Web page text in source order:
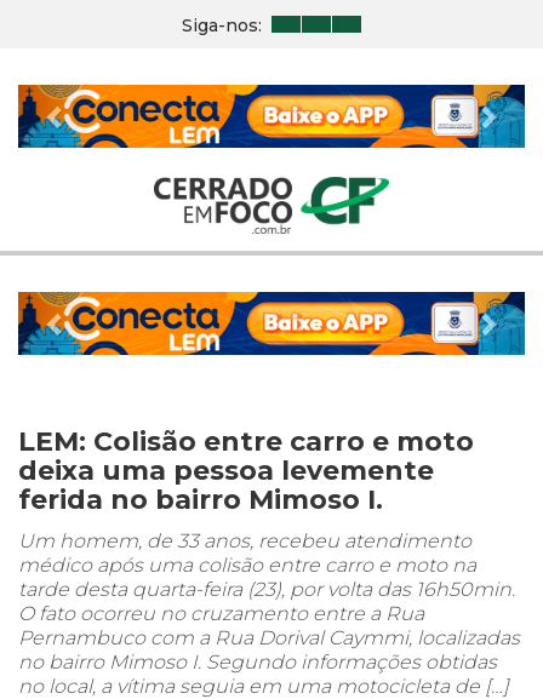
Siga-nos:
Previous Next
Previous Next
LEM: Colisão entre carro e moto
deixa uma pessoa levemente
ferida no bairro Mimoso I.
Um homem, de 33 anos, recebeu atendimento
médico após uma colisão entre carro e moto na
tarde desta quarta-feira (23), por volta das 16h50min.
O fato ocorreu no cruzamento entre a Rua
Pernambuco com a Rua Dorival Caymmi, localizadas
no bairro Mimoso I. Segundo informações obtidas
no local, a vítima seguia em uma motocicleta de […]